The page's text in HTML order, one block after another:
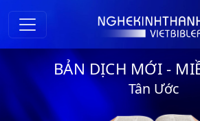
BẢN DỊCH MỚI -
Tân Ước